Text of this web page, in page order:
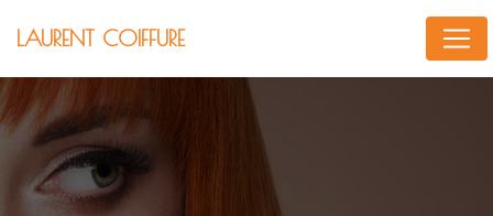
LAURENT COIFFURE